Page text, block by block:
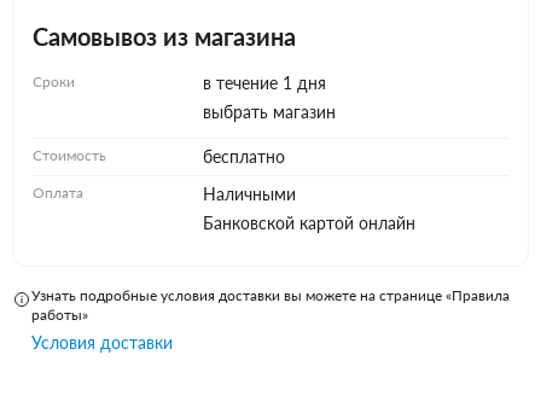
Самовывоз из магазина
Сроки
в течение 1 дня
выбрать магазин
Стоимость бесплатно
Оплата
Наличными
Банковской картой онлайн
Узнать подробные условия доставки вы можете на странице «Правила
работы»
Условия доставки